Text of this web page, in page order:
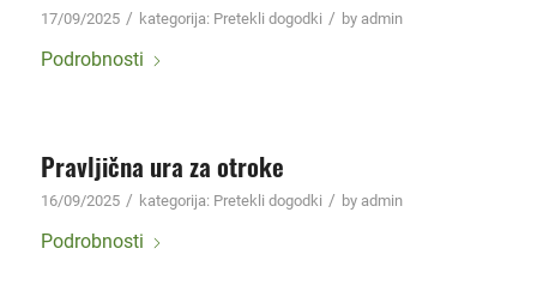
17/09/2025 / kategorija: Pretekli dogodki / by admin
Podrobnosti
Pravljična ura za otroke
16/09/2025 / kategorija: Pretekli dogodki / by admin
Podrobnosti